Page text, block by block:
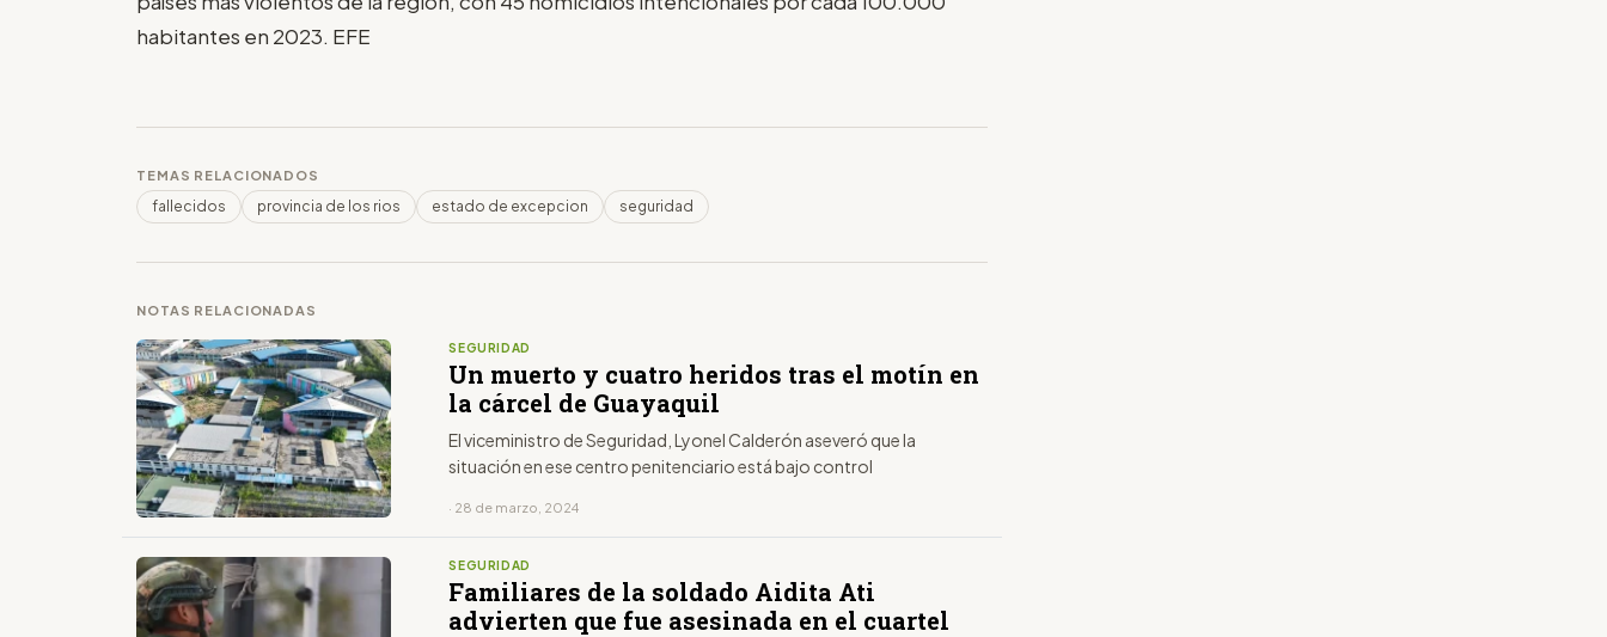
habitantes en 2023. EFE
TEMAS RELACIONADOS
fallecidos provincia de los rios estado de excepcion seguridad
NOTAS RELACIONADAS
SEGURIDAD
Un muerto y cuatro heridos tras el motín en
la cárcel de Guayaquil
El viceministro de Seguridad, Lyonel Calderón aseveró que la
situación en ese centro penitenciario está bajo control
· 28 de marzo, 2024
SEGURIDAD
Familiares de la soldado Aidita Ati
advierten que fue asesinada en el cuartel